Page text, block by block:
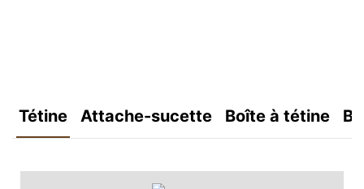
Tétine Attache-sucette Boîte à tétine